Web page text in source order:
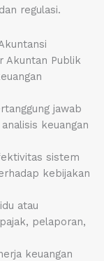
regulasi.
Akuntan Publik
jawab
keuangan
sistem
kebijakan
atau
pelaporan,
keuangan